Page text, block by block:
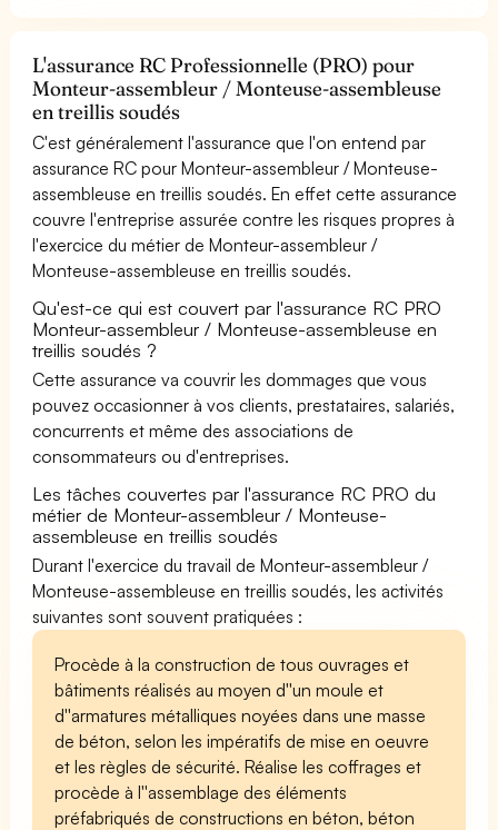
L'assurance RC Professionnelle (PRO) pour
Monteur-assembleur / Monteuse-assembleuse
en treillis soudés
C'est généralement l'assurance que l'on entend par
assurance RC pour Monteur-assembleur / Monteuse-
assembleuse en treillis soudés. En effet cette assurance
couvre l'entreprise assurée contre les risques propres à
l'exercice du métier de Monteur-assembleur /
Monteuse-assembleuse en treillis soudés.
Qu'est-ce qui est couvert par l'assurance RC PRO
Monteur-assembleur / Monteuse-assembleuse en
treillis soudés ?
Cette assurance va couvrir les dommages que vous
pouvez occasionner à vos clients, prestataires, salariés,
concurrents et même des associations de
consommateurs ou d'entreprises.
Les tâches couvertes par l'assurance RC PRO du
métier de Monteur-assembleur / Monteuse-
assembleuse en treillis soudés
Durant l'exercice du travail de Monteur-assembleur /
Monteuse-assembleuse en treillis soudés, les activités
suivantes sont souvent pratiquées :
Procède à la construction de tous ouvrages et
bâtiments réalisés au moyen d''un moule et
d''armatures métalliques noyées dans une masse
de béton, selon les impératifs de mise en oeuvre
et les règles de sécurité. Réalise les coffrages et
procède à l''assemblage des éléments
préfabriqués de constructions en béton, béton